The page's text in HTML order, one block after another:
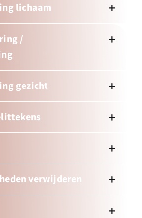
lichaam
/
gezicht
verwijderen